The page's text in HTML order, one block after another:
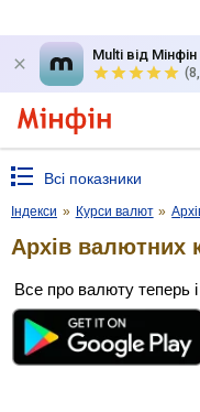
Multi від Мінфін
Всі показники
Індекси » Курси валют »
Архів валютних
Все про валюту теперь